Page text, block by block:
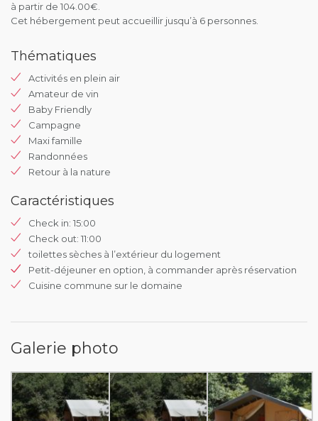
à partir de 104.00€.
Cet hébergement peut accueillir jusqu’à 6 personnes.
Thématiques
Activités en plein air
Amateur de vin
Baby Friendly
Campagne
Maxi famille
Randonnées
Retour à la nature
Caractéristiques
Check in: 15:00
Check out: 11:00
toilettes sèches à l’extérieur du logement
Petit-déjeuner en option, à commander après réservation
Cuisine commune sur le domaine
Galerie photo